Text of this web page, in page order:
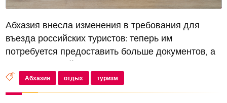
Абхазия внесла изменения в требования для
въезда российских туристов: теперь им
потребуется предоставить больше документов, а
также будут действовать новые ограничения на
ввоз товаров
Абхазия отдых туризм